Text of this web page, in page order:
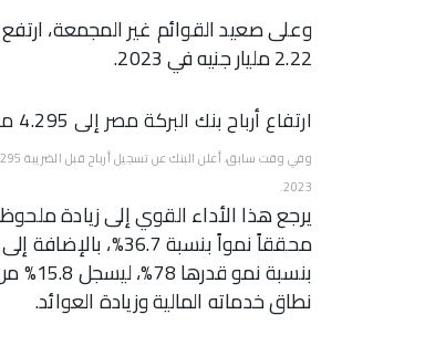
2.22 مليار جنيه في 2023.
ارتفاع أرباح بنك البركة مصر إلى 4.295 مليار جنيه بنهاية ديسمبر 2024
2023.
نطاق خدماته المالية وزيادة العوائد.